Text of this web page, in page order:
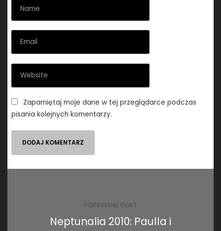
Zapamiętaj moje dane w tej przeglądarce podczas
pisania kolejnych komentarzy.
POPRZEDNI POST
Neptunalia 2010: Paulla i